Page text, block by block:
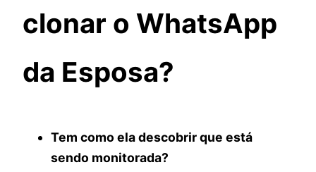
clonar o WhatsApp
da Esposa?
Tem como ela descobrir que está
sendo monitorada?